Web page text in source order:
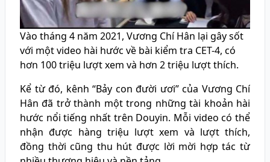
Vào tháng 4 năm 2021, Vương Chí Hân lại gây sốt
với một video hài hước về bài kiểm tra CET-4, có
hơn 100 triệu lượt xem và hơn 2 triệu lượt thích.
Kể từ đó, kênh “Bảy con đười ươi” của Vương Chí
Hân đã trở thành một trong những tài khoản hài
hước nổi tiếng nhất trên Douyin. Mỗi video có thể
nhận được hàng triệu lượt xem và lượt thích,
đồng thời cũng thu hút được lời mời hợp tác từ